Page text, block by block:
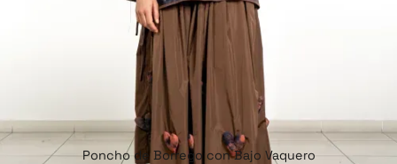
Poncho de Borrego con Bajo Vaquero